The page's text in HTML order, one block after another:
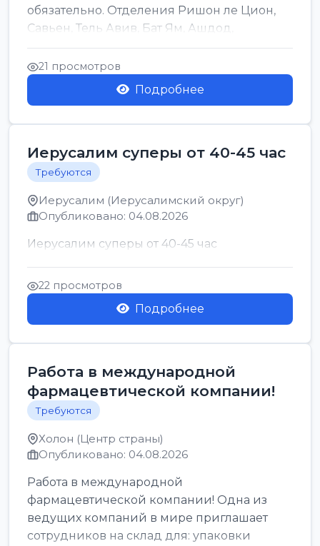
обязательно. Отделения Ришон ле Цион,
Савьен, Тель Авив, Бат Ям, Ашдод,
Ашкелон, Кфар Саба, Маале А...
21 просмотров
Подробнее
Иерусалим суперы от 40-45 час
Требуются
Иерусалим (Иерусалимский округ)
Опубликовано: 04.08.2026
Иерусалим суперы от 40-45 час
22 просмотров
Подробнее
Работа в международной
фармацевтической компании!
Требуются
Холон (Центр страны)
Опубликовано: 04.08.2026
Работа в международной
фармацевтической компании! Одна из
ведущих компаний в мире приглашает
сотрудников на склад для: упаковки